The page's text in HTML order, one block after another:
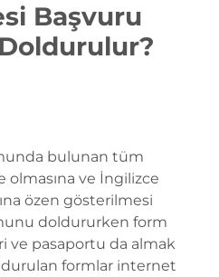
Başvuru
bulunan tüm
olmasına ve İngilizce
özen gösterilmesi
doldururken form
ve pasaportu da almak
formlar internet